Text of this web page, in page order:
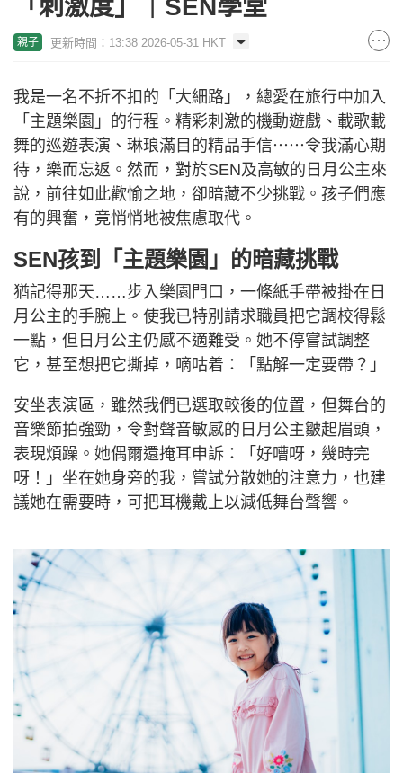
「刺激度」｜SEN學堂
親子 更新時間：13:38 2026-05-31 HKT
我是一名不折不扣的「大細路」，總愛在旅行中加入
「主題樂園」的行程。精彩刺激的機動遊戲、載歌載
舞的巡遊表演、琳琅滿目的精品手信⋯⋯令我滿心期
待，樂而忘返。然而，對於SEN及高敏的日月公主來
說，前往如此歡愉之地，卻暗藏不少挑戰。孩子們應
有的興奮，竟悄悄地被焦慮取代。
SEN孩到「主題樂園」的暗藏挑戰
猶記得那天……步入樂園門口，一條紙手帶被掛在日
月公主的手腕上。使我已特別請求職員把它調校得鬆
一點，但日月公主仍感不適難受。她不停嘗試調整
它，甚至想把它撕掉，嘀咕着：「點解一定要帶？」
安坐表演區，雖然我們已選取較後的位置，但舞台的
音樂節拍強勁，令對聲音敏感的日月公主皺起眉頭，
表現煩躁。她偶爾還掩耳申訴：「好嘈呀，幾時完
呀！」坐在她身旁的我，嘗試分散她的注意力，也建
議她在需要時，可把耳機戴上以減低舞台聲響。